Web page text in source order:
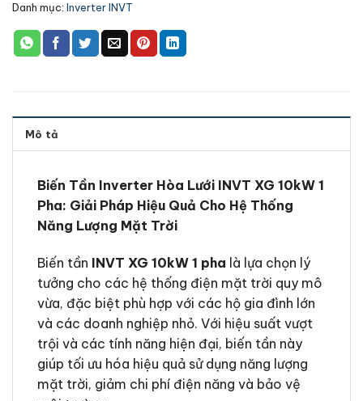
Danh mục: Inverter INVT
Mô tả
Biến Tần Inverter Hòa Lưới INVT XG 10kW 1
Pha: Giải Pháp Hiệu Quả Cho Hệ Thống
Năng Lượng Mặt Trời
Biến tần INVT XG 10kW 1 pha là lựa chọn lý
tưởng cho các hệ thống điện mặt trời quy mô
vừa, đặc biệt phù hợp với các hộ gia đình lớn
và các doanh nghiệp nhỏ. Với hiệu suất vượt
trội và các tính năng hiện đại, biến tần này
giúp tối ưu hóa hiệu quả sử dụng năng lượng
mặt trời, giảm chi phí điện năng và bảo vệ